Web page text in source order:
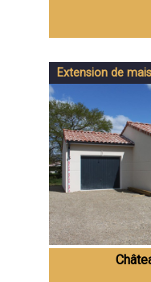
Extension de